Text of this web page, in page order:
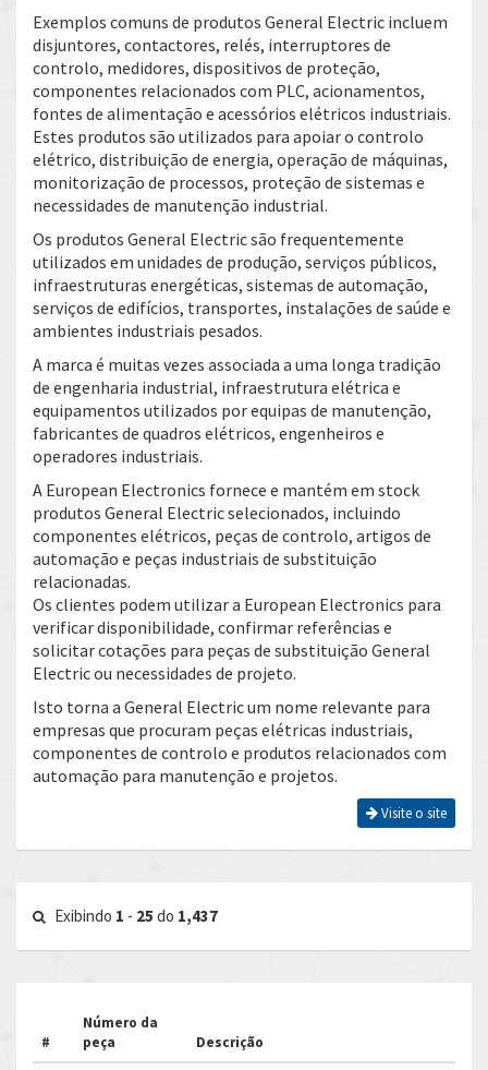
Exemplos comuns de produtos General Electric incluem
disjuntores, contactores, relés, interruptores de
controlo, medidores, dispositivos de proteção,
componentes relacionados com PLC, acionamentos,
fontes de alimentação e acessórios elétricos industriais.
Estes produtos são utilizados para apoiar o controlo
elétrico, distribuição de energia, operação de máquinas,
monitorização de processos, proteção de sistemas e
necessidades de manutenção industrial.
Os produtos General Electric são frequentemente
utilizados em unidades de produção, serviços públicos,
infraestruturas energéticas, sistemas de automação,
serviços de edifícios, transportes, instalações de saúde e
ambientes industriais pesados.
A marca é muitas vezes associada a uma longa tradição
de engenharia industrial, infraestrutura elétrica e
equipamentos utilizados por equipas de manutenção,
fabricantes de quadros elétricos, engenheiros e
operadores industriais.
A European Electronics fornece e mantém em stock
produtos General Electric selecionados, incluindo
componentes elétricos, peças de controlo, artigos de
automação e peças industriais de substituição
relacionadas.
Os clientes podem utilizar a European Electronics para
verificar disponibilidade, confirmar referências e
solicitar cotações para peças de substituição General
Electric ou necessidades de projeto.
Isto torna a General Electric um nome relevante para
empresas que procuram peças elétricas industriais,
componentes de controlo e produtos relacionados com
automação para manutenção e projetos.
Visite o site
Exibindo 1 - 25 do 1,437
#
Número da
peça
Descrição